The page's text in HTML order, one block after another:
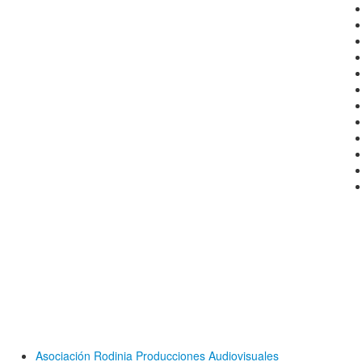
Asociación Rodinia Producciones Audiovisuales